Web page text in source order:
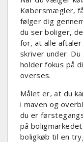
Købersmægler,
følger dig
du ser boliger,
for, at alle
skriver under.
holder fokus på
overses.
Målet er, at du
i maven og
du er
på
boligkøb til en